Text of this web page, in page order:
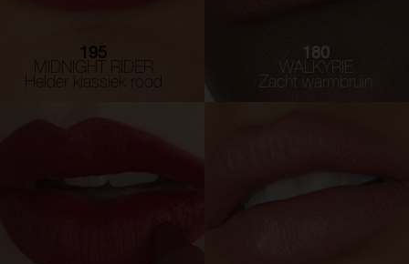
195
MIDNIGHT RIDER
Helder klassiek rood
180
WALKYRIE
Zacht warmbruin